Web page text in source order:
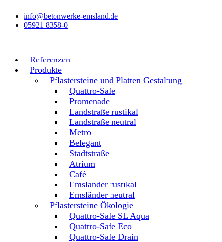
Inhalt
wechseln
info@betonwerke-emsland.de
05921 8358-0
Referenzen
Produkte
Pflastersteine und Platten Gestaltung
Quattro-Safe
Promenade
Landstraße rustikal
Landstraße neutral
Metro
Belegant
Stadtstraße
Atrium
Café
Emsländer rustikal
Emsländer neutral
Pflastersteine Ökologie
Quattro-Safe SL Aqua
Quattro-Safe Eco
Quattro-Safe Drain